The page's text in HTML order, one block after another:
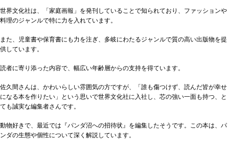
世界文化社は、「家庭画報」を発刊していることで知られており、ファッションや
料理のジャンルで特に力を入れています。
また、児童書や保育書にも力を注ぎ、多岐にわたるジャンルで質の高い出版物を提
供しています。
読者に寄り添った内容で、幅広い年齢層からの支持を得ています。
佐久間さんは、かわいらしい雰囲気の方ですが、「誰も傷つけず、読んだ皆が幸せ
になる本を作りたい」という思いで世界文化社に入社し、芯の強い一面も持つ、と
ても誠実な編集者さんです。
動物好きで、最近では『パンダ沼への招待状』を編集したそうです。この本は、パ
ンダの生態や個性について深く解説しています。